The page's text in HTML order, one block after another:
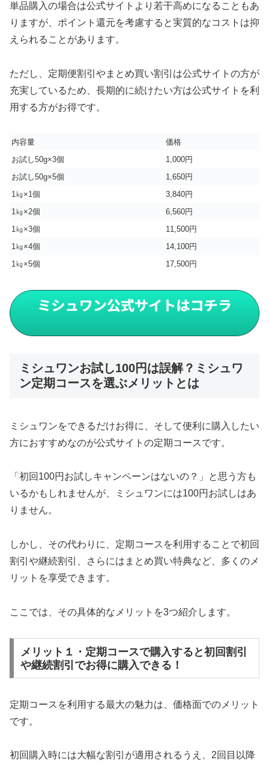
単品購入の場合は公式サイトより若干高めになることもあ
りますが、ポイント還元を考慮すると実質的なコストは抑
えられることがあります。
ただし、定期便割引やまとめ買い割引は公式サイトの方が
充実しているため、長期的に続けたい方は公式サイトを利
用する方がお得です。
内容量
価格
お試し50g×3個
1,000円
お試し50g×5個
1,650円
1㎏×1個
3,840円
1㎏×2個
6,560円
1㎏×3個
11,500円
1㎏×4個
14,100円
1㎏×5個
17,500円
ミシュワンお試し100円は誤解？ミシュワ
ン定期コースを選ぶメリットとは
ミシュワンをできるだけお得に、そして便利に購入したい
方におすすめなのが公式サイトの定期コースです。
「初回100円お試しキャンペーンはないの？」と思う方も
いるかもしれませんが、ミシュワンには100円お試しはあ
りません。
しかし、その代わりに、定期コースを利用することで初回
割引や継続割引、さらにはまとめ買い特典など、多くのメ
リットを享受できます。
ここでは、その具体的なメリットを3つ紹介します。
メリット１・定期コースで購入すると初回割引
や継続割引でお得に購入できる！
定期コースを利用する最大の魅力は、価格面でのメリット
です。
初回購入時には大幅な割引が適用されるうえ、2回目以降